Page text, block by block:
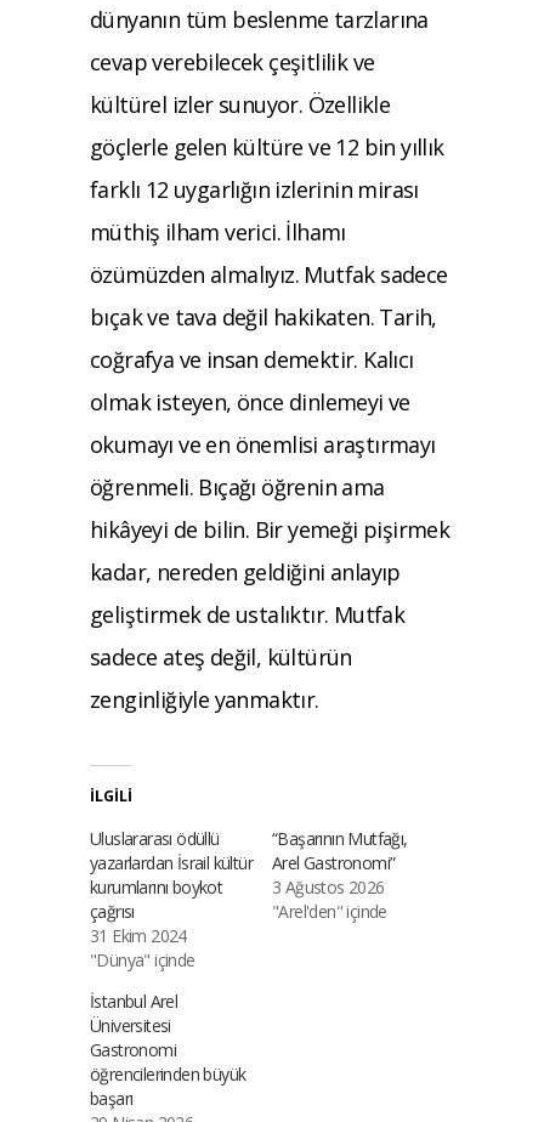
dünyanın tüm beslenme tarzlarına
cevap verebilecek çeşitlilikve
kültürel izler sunuyor. Özellikle
göçlerle gelen kültüre ve 12 bin yıllık
farklı 12 uygarlığın izlerinin mirası
müthiş ilham verici. İlhamı
özümüzden almalıyız. Mutfak sadece
bıçak ve tava değil hakikaten. Tarih,
coğrafya ve insan demektir. Kalıcı
olmak isteyen, önce dinlemeyi ve
okumayı ve en önemlisi araştırmayı
öğrenmeli. Bıçağı öğrenin ama
hikâyeyi de bilin. Bir yemeği pişirmek
kadar, nereden geldiğini anlayıp
geliştirmek de ustalıktır. Mutfak
sadece ateş değil, kültürün
zenginliğiyle yanmaktır.
İLGILI
Uluslararası ödüllü
yazarlardan İsrail kültür
kurumlarını boykot
çağrısı
31 Ekim 2024
"Dünya" içinde
“Başarının Mutfağı,
Arel Gastronomi”
3 Ağustos 2026
"Arel'den" içinde
İstanbul Arel
Üniversitesi
Gastronomi
öğrencilerinden büyük
başarı